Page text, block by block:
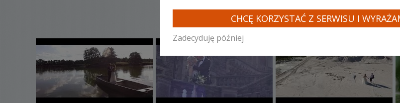
INNE LOSOWE FILMY TEGO
CHCĘ KORZYSTAĆ Z SERWISU I
Zadecyduję później